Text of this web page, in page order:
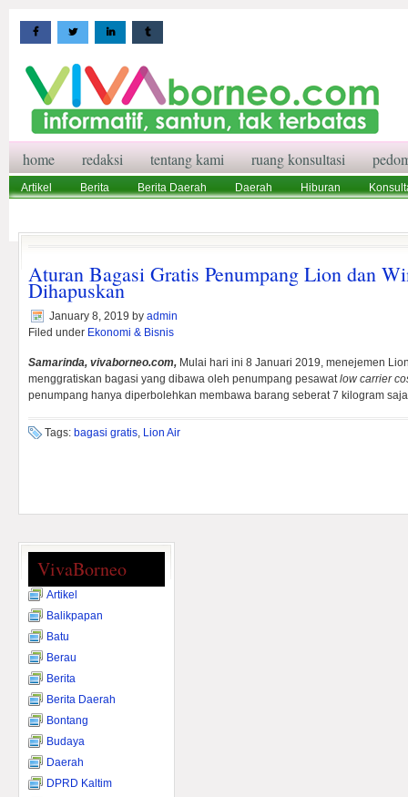
home redaksi tentang kami ruang konsultasi
Artikel Berita Berita Daerah Daerah Hiburan
Aturan Bagasi Gratis Penumpang Lion dan
Dihapuskan
January 8, 2019 by admin
Filed under Ekonomi & Bisnis
Samarinda, vivaborneo.com, Mulai hari ini 8 Januari 2019, menejemen
menggratiskan bagasi yang dibawa oleh penumpang pesawatlow carrier
penumpang hanya diperbolehkan membawa barang seberat 7 kilogram
Tags: bagasi gratis, Lion Air
VivaBorneo
Artikel
Balikpapan
Batu
Berau
Berita
Berita Daerah
Bontang
Budaya
Daerah
DPRD Kaltim